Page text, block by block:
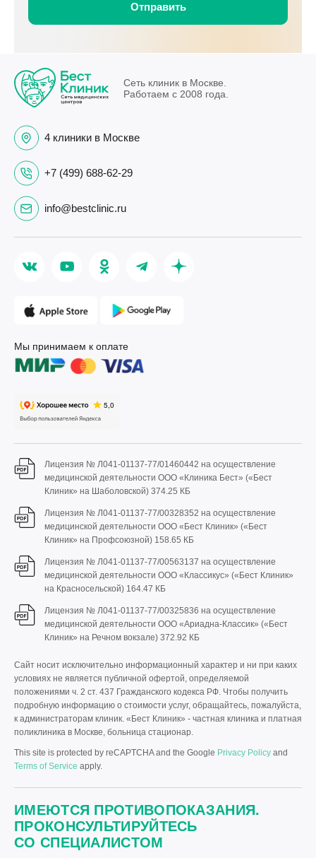
Сеть клиник в Москве.
Работаем с 2008 года.
4 клиники в Москве
+7 (499) 688-62-29
info@bestclinic.ru
Мы принимаем к оплате
Лицензия № Л041-01137-77/01460442 на осуществление
медицинской деятельности ООО «Клиника Бест» («Бест
Клиник» на Шаболовской) 374.25 КБ
Лицензия № Л041-01137-77/00328352 на осуществление
медицинской деятельности ООО «Бест Клиник» («Бест
Клиник» на Профсоюзной) 158.65 КБ
Лицензия № Л041-01137-77/00563137 на осуществление
медицинской деятельности ООО «Классикус» («Бест Клиник»
на Красносельской) 164.47 КБ
Лицензия № Л041-01137-77/00325836 на осуществление
медицинской деятельности ООО «Ариадна-Классик» («Бест
Клиник» на Речном вокзале) 372.92 КБ
Сайт носит исключительно информационный характер и ни при каких
условиях не является публичной офертой, определяемой
положениями ч. 2 ст. 437 Гражданского кодекса РФ. Чтобы получить
подробную информацию о стоимости услуг, обращайтесь, пожалуйста,
к администраторам клиник. «Бест Клиник» - частная клиника и платная
поликлиника в Москве, больница стационар.
This site is protected by reCAPTCHA and the Google Privacy Policy and
Terms of Service apply.
ИМЕЮТСЯ ПРОТИВОПОКАЗАНИЯ.
ПРОКОНСУЛЬТИРУЙТЕСЬ
СО СПЕЦИАЛИСТОМ